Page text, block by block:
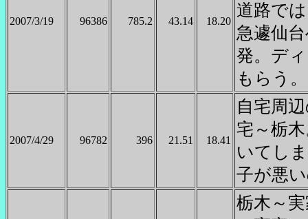
2007/3/19 96386 785.2 43.14 18.20
道路で
急遽仙
発。デ
もらう。
2007/4/29 96782 396 21.51 18.41
自宅周
宅～栃
いてし
子が悪
栃木～